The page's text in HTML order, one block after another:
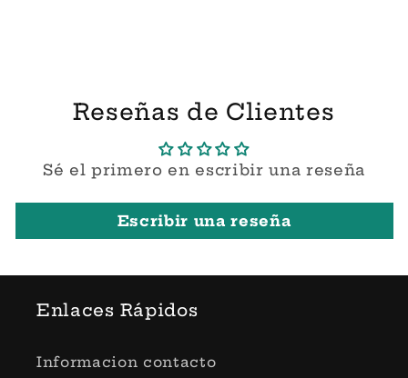
Reseñas de Clientes
Sé el primero en escribir una reseña
Escribir una reseña
Enlaces Rápidos
Informacion contacto